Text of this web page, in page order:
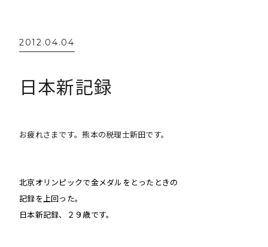
2012.04.04
日本新記録
お疲れさまです。熊本の税理士新田です。
北京オリンピックで金メダルをとったときの
記録を上回った。
日本新記録、２９歳です。